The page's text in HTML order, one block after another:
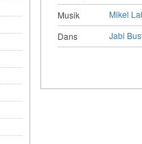
Musik
Mikel
Dans
Jabi